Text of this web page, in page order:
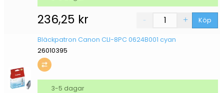
236,25 kr Köp
Bläckpatron Canon CLI-8PC 0624B001 cyan
26010395
3-5 dagar